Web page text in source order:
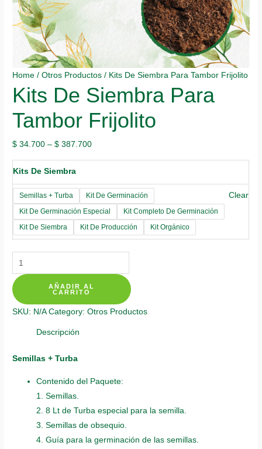
Home /Otros Productos / Kits De Siembra Para Tambor Frijolito
Kits De Siembra Para
Tambor Frijolito
$ 34.700 –$ 387.700
Kits De Siembra
Semillas + Turba
Kit De Germinación
Kit De Germinación Especial
Kit Completo De Germinación
Kit De Siembra
Kit De Producción Kit Orgánico
Clear
Kits
De
Siembra
Para
Tambor
Frijolito
AÑADIR AL
CARRITO
SKU: N/A Category:Otros Productos
Descripción
Semillas + Turba
Contenido del Paquete:
1. Semillas.
2. 8 Lt de Turba especial para la semilla.
3. Semillas de obsequio.
4. Guía para la germinación de las semillas.